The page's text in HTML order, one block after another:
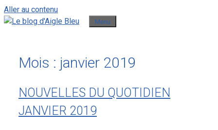
Aller au contenu
Menu
Mois : janvier 2019
NOUVELLES DU QUOTIDIEN
JANVIER 2019